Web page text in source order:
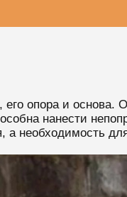
опора и основа.
нанести
необходимость